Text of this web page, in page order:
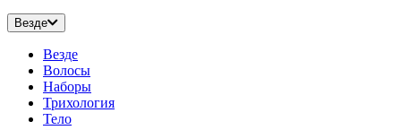
Везде
Везде
Волосы
Наборы
Трихология
Тело